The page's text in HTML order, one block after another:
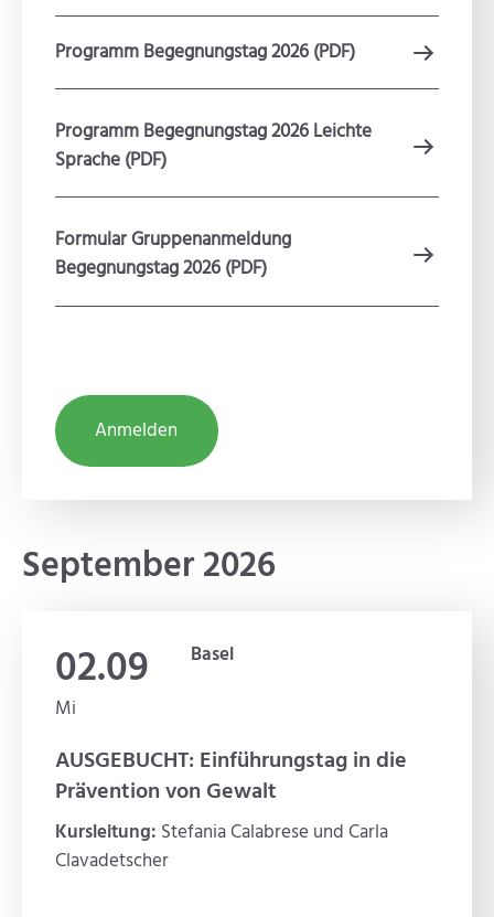
Programm Begegnungstag 2026 (PDF)
Programm Begegnungstag 2026 Leichte
Sprache (PDF)
Formular Gruppenanmeldung
Begegnungstag 2026 (PDF)
Anmelden
September 2026
02.09
Mi
Basel
AUSGEBUCHT: Einführungstag in die
Prävention von Gewalt
Kursleitung: Stefania Calabrese und Carla
Clavadetscher